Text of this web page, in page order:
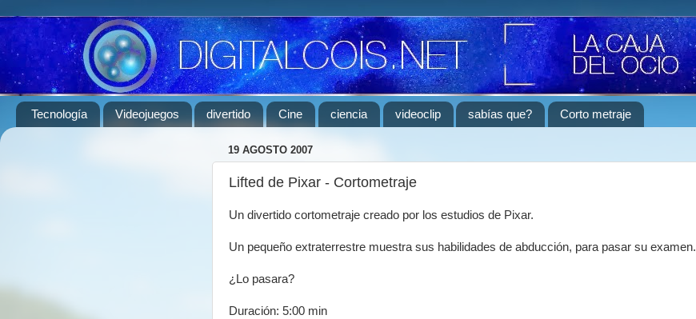
Tecnología Videojuegos divertido Cine ciencia videoclip sabías que? Corto metraje
19 AGOSTO 2007
Lifted de Pixar - Cortometraje
Un divertido cortometraje creado por los estudios de Pixar.
Un pequeño extraterrestre muestra sus habilidades de abducción, para pasar su examen.
¿Lo pasara?
Duración: 5:00 min